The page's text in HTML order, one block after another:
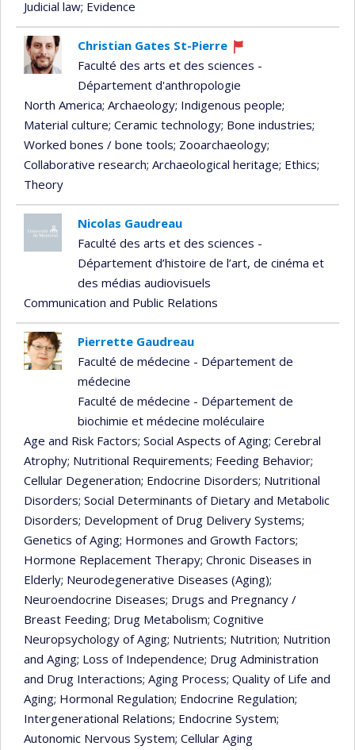
Judicial law; Evidence
Christian Gates St-Pierre
Currently
recruiting
Faculté des arts et des sciences -
Département d'anthropologie
North America; Archaeology; Indigenous people;
Material culture; Ceramic technology; Bone industries;
Worked bones / bone tools; Zooarchaeology;
Collaborative research; Archaeological heritage; Ethics;
Theory
Nicolas Gaudreau
Faculté des arts et des sciences -
Département d’histoire de l’art, de cinéma et
des médias audiovisuels
Communication and Public Relations
Pierrette Gaudreau
Faculté de médecine - Département de
médecine
Faculté de médecine - Département de
biochimie et médecine moléculaire
Age and Risk Factors; Social Aspects of Aging; Cerebral
Atrophy; Nutritional Requirements; Feeding Behavior;
Cellular Degeneration; Endocrine Disorders; Nutritional
Disorders; Social Determinants of Dietary and Metabolic
Disorders; Development of Drug Delivery Systems;
Genetics of Aging; Hormones and Growth Factors;
Hormone Replacement Therapy; Chronic Diseases in
Elderly; Neurodegenerative Diseases (Aging);
Neuroendocrine Diseases; Drugs and Pregnancy /
Breast Feeding; Drug Metabolism; Cognitive
Neuropsychology of Aging; Nutrients; Nutrition; Nutrition
and Aging; Loss of Independence; Drug Administration
and Drug Interactions; Aging Process; Quality of Life and
Aging; Hormonal Regulation; Endocrine Regulation;
Intergenerational Relations; Endocrine System;
Autonomic Nervous System; Cellular Aging